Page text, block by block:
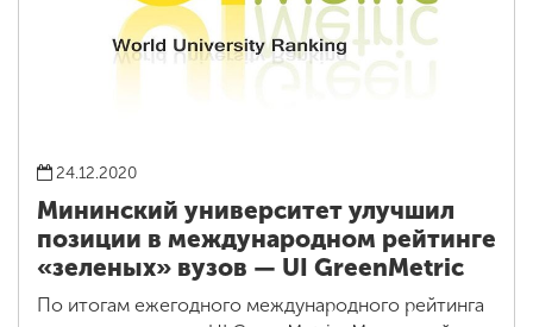
24.12.2020
Мининский университет улучшил
позиции в международном рейтинге
«зеленых» вузов — UI GreenMetric
По итогам ежегодного международного рейтинга